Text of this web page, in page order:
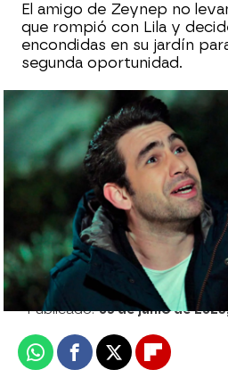
El amigo de Zeynep no
que rompió con Lila y
encondidas en su jardín
segunda oportunidad.
Lila se rebela contra
apoyar su relación con
Ana Bermejo Lillo |
Patri Bea
Publicado:05 de junio de
WhatsappFacebook
X Flipboard